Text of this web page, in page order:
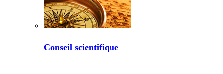
Conseil scientifique